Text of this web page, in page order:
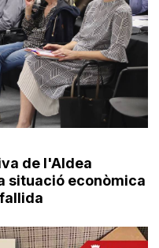
de l'Aldea
situació econòmica